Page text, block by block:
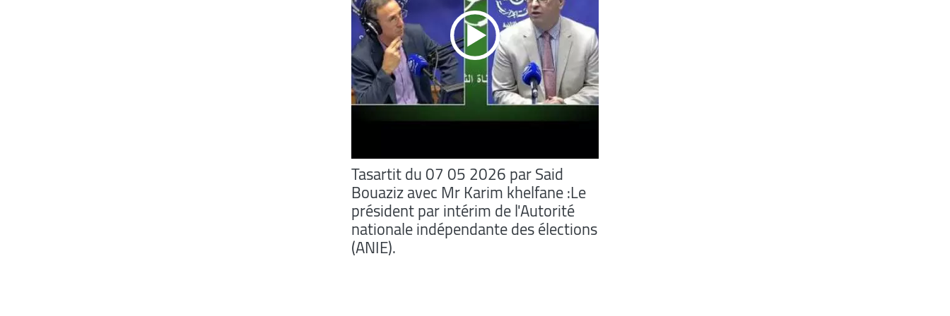
Tasartit du 07 05 2026 par Said
Bouaziz avec Mr Karim khelfane :Le
président par intérim de l'Autorité
nationale indépendante des élections
(ANIE).